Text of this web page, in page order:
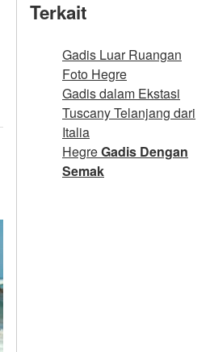
Terkait
Gadis Luar Ruangan
Foto Hegre
Gadis dalam Ekstasi
Tuscany Telanjang dari
Italia
HegreGadis Dengan
Semak